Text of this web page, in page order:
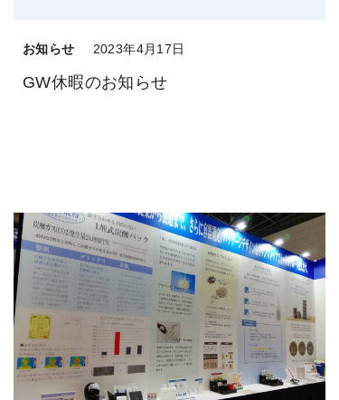
お知らせ 2023年4月17日
GW休暇のお知らせ